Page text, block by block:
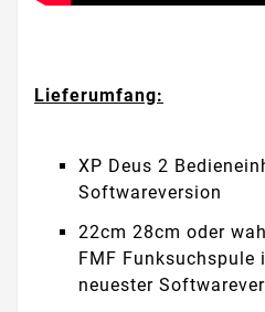
Lieferumfang:
XP Deus 2
Softwareversion
22cm 28cm oder
FMF
neuester